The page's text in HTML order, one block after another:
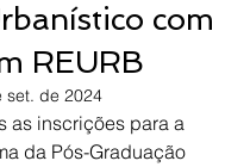
com
REURB
set. de 2024
as inscrições para a
da Pós-Graduação